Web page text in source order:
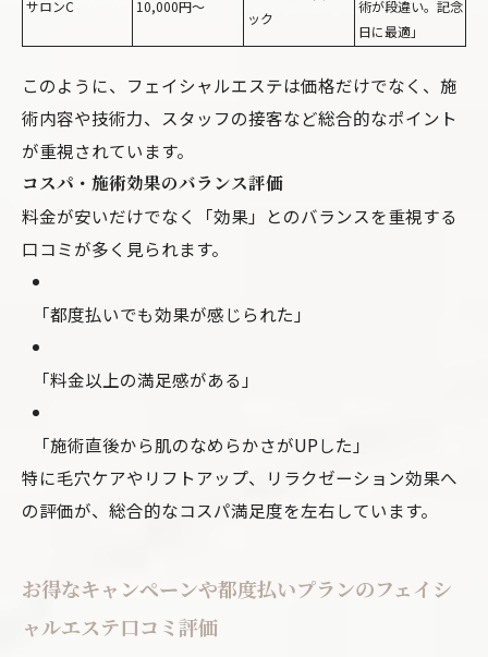
サロンC 10,000円～
ック
術が段違い。記念
日に最適」
このように、フェイシャルエステは価格だけでなく、施
術内容や技術力、スタッフの接客など総合的なポイント
が重視されています。
コスパ・施術効果のバランス評価
料金が安いだけでなく「効果」とのバランスを重視する
口コミが多く見られます。
「都度払いでも効果が感じられた」
「料金以上の満足感がある」
「施術直後から肌のなめらかさがUPした」
特に毛穴ケアやリフトアップ、リラクゼーション効果へ
の評価が、総合的なコスパ満足度を左右しています。
お得なキャンペーンや都度払いプランのフェイシ
ャルエステ口コミ評価